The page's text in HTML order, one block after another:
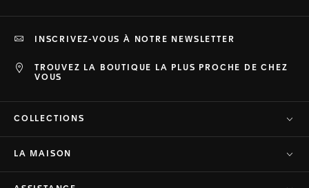
TROUVEZ LA BOUTIQUE LA PLUS PROCHE DE CHEZ
VOUS
INSCRIVEZ-VOUS À NOTRE NEWSLETTER
COLLECTIONS
LA MAISON